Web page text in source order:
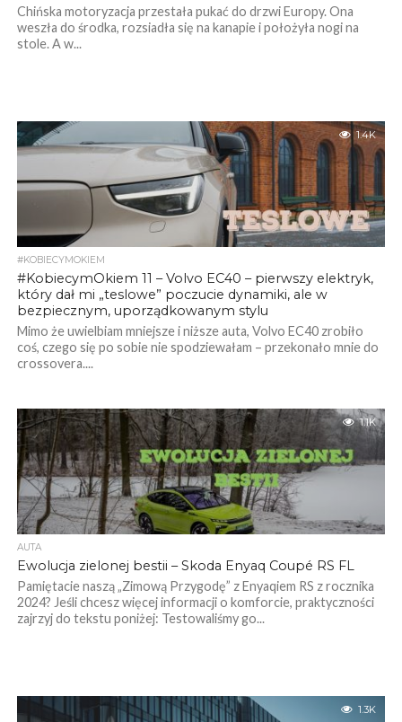
Chińska motoryzacja przestała pukać do drzwi Europy. Ona
weszła do środka, rozsiadła się na kanapie i położyła nogi na
stole. A w...
1.4K
#KOBIECYMOKIEM
#KobiecymOkiem 11 – Volvo EC40 – pierwszy elektryk,
który dał mi „teslowe” poczucie dynamiki, ale w
bezpiecznym, uporządkowanym stylu
Mimo że uwielbiam mniejsze i niższe auta, Volvo EC40 zrobiło
coś, czego się po sobie nie spodziewałam – przekonało mnie do
crossovera....
1.1K
AUTA
Ewolucja zielonej bestii – Skoda Enyaq Coupé RS FL
Pamiętacie naszą „Zimową Przygodę” z Enyaqiem RS z rocznika
2024? Jeśli chcesz więcej informacji o komforcie, praktyczności
zajrzyj do tekstu poniżej: Testowaliśmy go...
1.3K